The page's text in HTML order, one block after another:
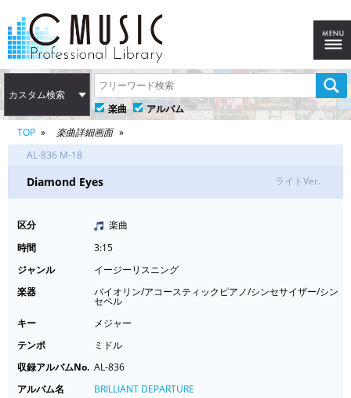
カスタム検索
楽曲
アルバム
TOP
楽曲詳細画面
AL-836 M-18
Diamond Eyes ライトVer.
区分
楽曲
時間
3:15
ジャンル
イージーリスニング
楽器
バイオリン/アコースティックピアノ/シンセサイザー/シン
セベル
キー
メジャー
テンポ
ミドル
収録アルバムNo. AL-836
アルバム名
BRILLIANT DEPARTURE